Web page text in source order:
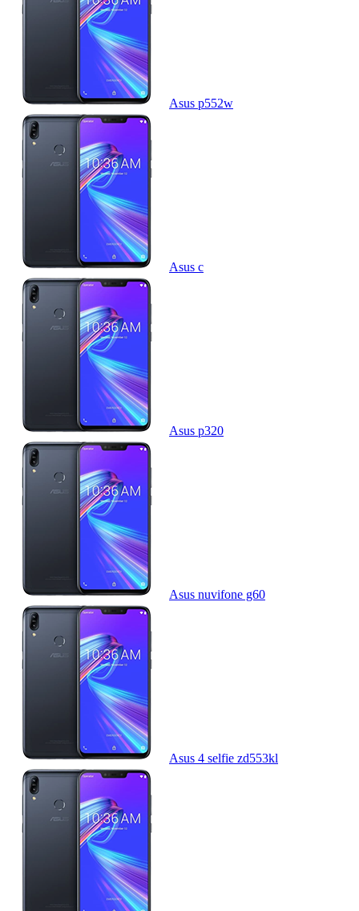
Asus p552w
Asus c
Asus p320
Asus nuvifone g60
Asus 4 selfie zd553kl